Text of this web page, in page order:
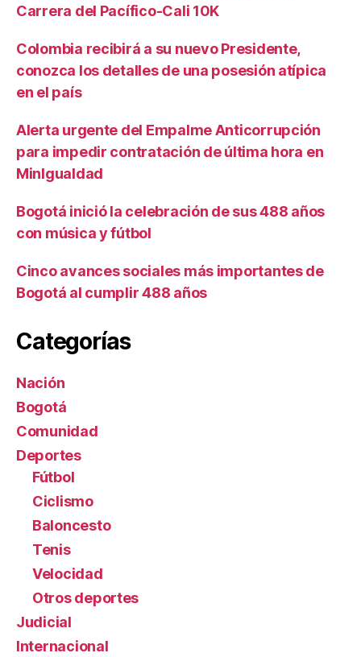
Carrera del Pacífico-Cali 10K
Colombia recibirá a su nuevo Presidente,
conozca los detalles de una posesión atípica
en el país
Alerta urgente del Empalme Anticorrupción
para impedir contratación de última hora en
MinIgualdad
Bogotá inició la celebración de sus 488 años
con música y fútbol
Cinco avances sociales más importantes de
Bogotá al cumplir 488 años
Categorías
Nación
Bogotá
Comunidad
Deportes
Fútbol
Ciclismo
Baloncesto
Tenis
Velocidad
Otros deportes
Judicial
Internacional